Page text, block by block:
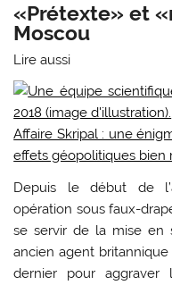
«Prétexte» et
Moscou
Lire aussi
Affaire Skripal : une
effets géopolitiques bien
Depuis le début de
opération sous faux-
se servir de la mise en
ancien agent
dernier pour aggraver